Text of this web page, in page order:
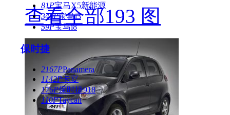
81P宝马X5新能源
340P宝马i3
59P宝马i8
保时捷
2167PPanamera
1142P卡宴
176P保时捷918
110PTaycan
查看全部193 图